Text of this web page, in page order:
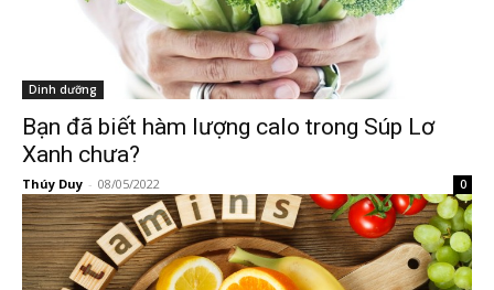
Dinh dưỡng
Bạn đã biết hàm lượng calo trong Súp Lơ
Xanh chưa?
Thúy Duy - 08/05/2022 0